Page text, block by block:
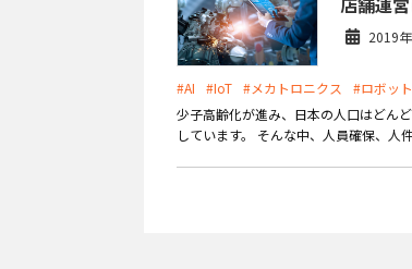
タッチパネル式カスタ
ディスプレイ
外部サービス連携
酒販・
サロン
2019
#AI #IoT #メカトロニクス
#ロボット
少子高齢化が進み、日本の人口はどん
しています。 そんな中、人員確保、